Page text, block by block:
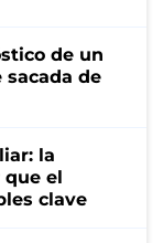
de un
sacada de
la
que el
clave